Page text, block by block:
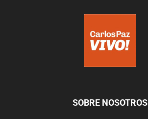
SOBRE NOSOTROS